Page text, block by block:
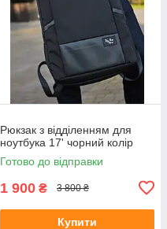
Рюкзак з відділенням для
ноутбука 17' чорний колір
Готово до відправки
1 900 ₴ 3 800 ₴
Купити